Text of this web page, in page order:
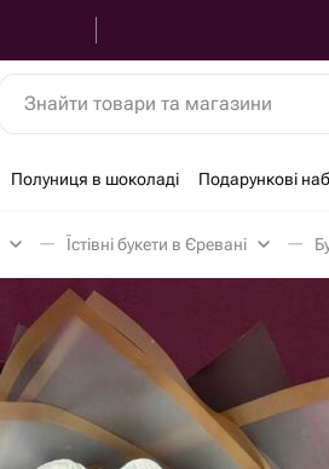
Знайти товари та магазини
Полуниця в шоколаді Подарункові
Їстівні букети в Єревані